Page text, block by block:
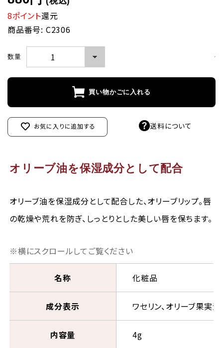
8ポイント還元
商品番号: C2306
数量
買い物かごに入れる
お気に入りに追加する 送料について
オリーブ油を保湿成分として配合
オリーブ油を保湿成分として配合した、オリーブリップ。唇
の乾燥や荒れを防ぎ、しっとりとした美しい唇を保ちます。
名称 化粧品
成分表示 ワセリン、オリーブ果実
内容量 4g